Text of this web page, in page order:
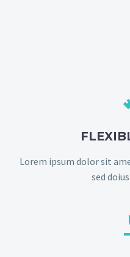
Lorem ipsum dolor sit
sed